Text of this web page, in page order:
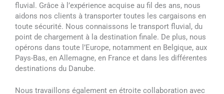
fluvial. Grâce à l’expérience acquise au fil des ans, nous
aidons nos clients à transporter toutes les cargaisons en
toute sécurité. Nous connaissons le transport fluvial, du
point de chargement à la destination finale. De plus, nous
opérons dans toute l’Europe, notamment en Belgique, aux
Pays-Bas, en Allemagne, en France et dans les différentes
destinations du Danube.
Nous travaillons également en étroite collaboration avec